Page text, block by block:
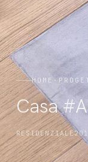
HOME ·
Casa
RESIDENZIALE